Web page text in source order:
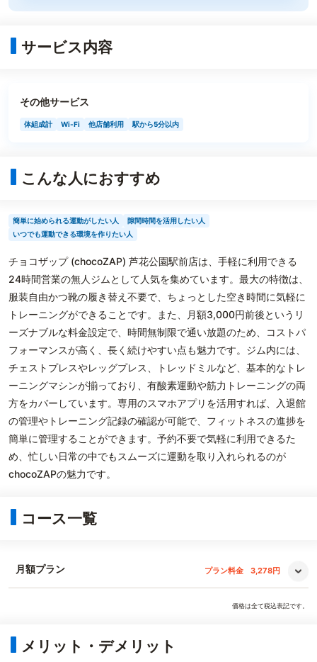
サービス内容
その他サービス
体組成計 Wi-Fi 他店舗利用 駅から5分以内
こんな人におすすめ
簡単に始められる運動がしたい人
隙間時間を活用したい人
いつでも運動できる環境を作りたい人
チョコザップ (chocoZAP) 芦花公園駅前店は、手軽に利用できる
24時間営業の無人ジムとして人気を集めています。最大の特徴は、
服装自由かつ靴の履き替え不要で、ちょっとした空き時間に気軽に
トレーニングができることです。また、月額3,000円前後というリ
ーズナブルな料金設定で、時間無制限で通い放題のため、コストパ
フォーマンスが高く、長く続けやすい点も魅力です。ジム内には、
チェストプレスやレッグプレス、トレッドミルなど、基本的なトレ
ーニングマシンが揃っており、有酸素運動や筋力トレーニングの両
方をカバーしています。専用のスマホアプリを活用すれば、入退館
の管理やトレーニング記録の確認が可能で、フィットネスの進捗を
簡単に管理することができます。予約不要で気軽に利用できるた
め、忙しい日常の中でもスムーズに運動を取り入れられるのが
chocoZAPの魅力です。
コース一覧
月額プラン プラン料金 3,278円
価格は全て税込表記です。
メリット・デメリット